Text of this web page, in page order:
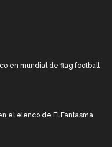
en mundial de flag football
el elenco de El Fantasma